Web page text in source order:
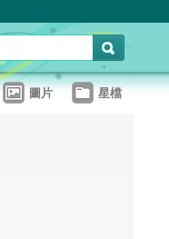
圖片 星檔